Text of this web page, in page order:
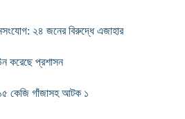
২৪ জনের বিরুদ্ধে এজাহার
করেছে প্রশাসন
১৫ কেজি গাঁজাসহ আটক ১